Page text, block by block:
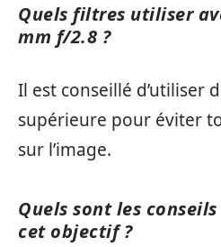
Quels filtres utiliser
mm f/2.8 ?
Il est conseillé d’utiliser
supérieure pour éviter
sur l’image.
Quels sont les
cet objectif ?